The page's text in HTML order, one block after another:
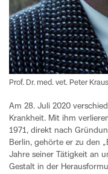
Prof. Dr. med. vet. Peter
Am 28. Juli 2020
Krankheit. Mit ihm
1971, direkt nach
Berlin, gehörte er zu den
Jahre seiner Tätigkeit an
Gestalt in der